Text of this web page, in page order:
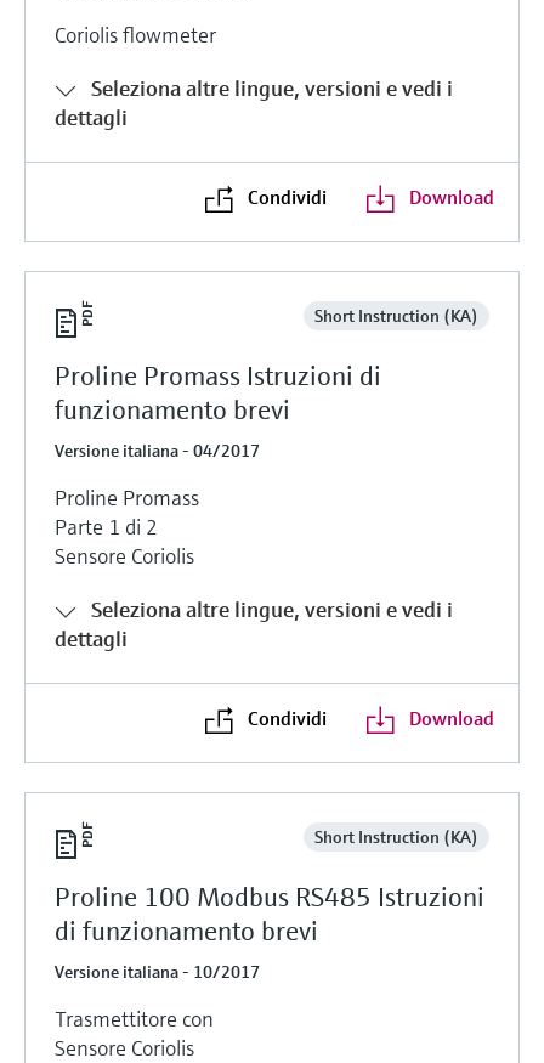
Coriolis flowmeter
Seleziona altre lingue, versioni e vedi i
dettagli
Condividi Download
Short Instruction (KA)
Proline Promass Istruzioni di
funzionamento brevi
Versione italiana - 04/2017
Proline Promass
Parte 1 di 2
Sensore Coriolis
Seleziona altre lingue, versioni e vedi i
dettagli
Condividi Download
Short Instruction (KA)
Proline 100 Modbus RS485 Istruzioni
di funzionamento brevi
Versione italiana - 10/2017
Trasmettitore con
Sensore Coriolis